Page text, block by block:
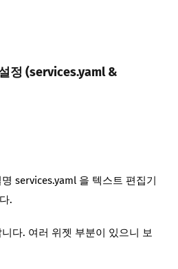
정 (services.yaml &
services.yaml 을 텍스트 편집기
.
다. 여러 위젯 부분이 있으니 보